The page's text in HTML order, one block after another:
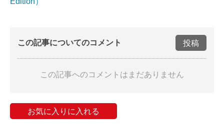
この記事についてのコメント 投稿
この記事へのコメントはまだありません
お気に入りに入れる